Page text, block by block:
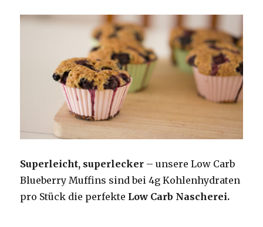
Superleicht, superlecker – unsere Low Carb
Blueberry Muffins sind bei 4g Kohlenhydraten
pro Stück die perfekte Low Carb Nascherei.